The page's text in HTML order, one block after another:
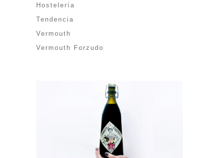
Hostelería
Tendencia
Vermouth
Vermouth Forzudo